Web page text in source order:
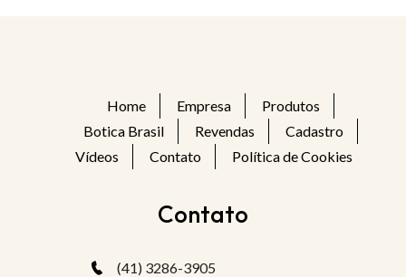
Home Empresa
Produtos
Botica Brasil
Revendas
Cadastro
Vídeos
Contato Política de Cookies
Contato
(41) 3286-3905